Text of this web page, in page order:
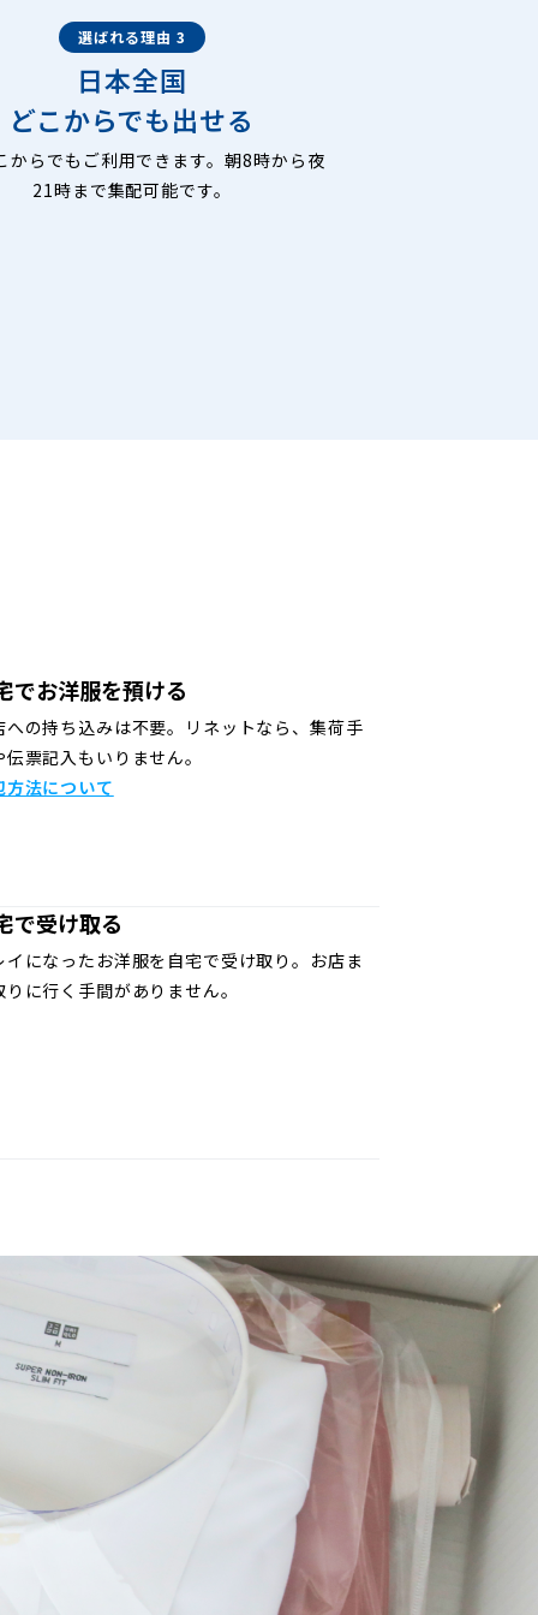
選ばれる理由 3
日本全国
どこからでも出せる
からでもご利用できます。朝8時から夜
21時まで集配可能です。
でお洋服を預ける
への持ち込みは不要。リネットなら、集荷手
伝票記入もいりません。
方法について
で受け取る
イになったお洋服を自宅で受け取り。お店ま
りに行く手間がありません。